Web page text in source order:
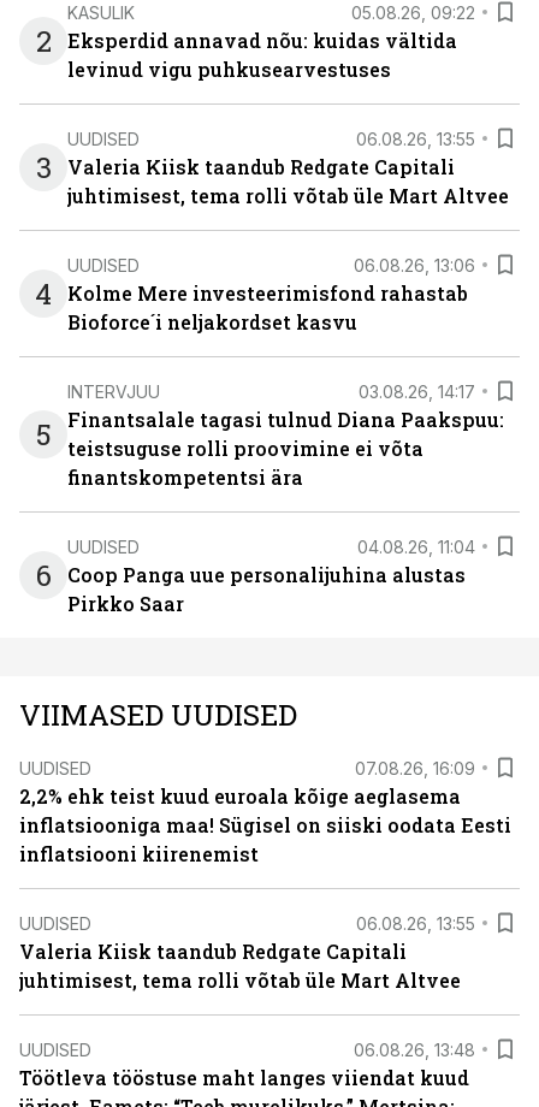
2
KASULIK 05.08.26, 09:22
Eksperdid annavad nõu: kuidas vältida
levinud vigu puhkusearvestuses
3
UUDISED 06.08.26, 13:55
Valeria Kiisk taandub Redgate Capitali
juhtimisest, tema rolli võtab üle Mart Altvee
4
UUDISED 06.08.26, 13:06
Kolme Mere investeerimisfond rahastab
Bioforce´i neljakordset kasvu
5
INTERVJUU 03.08.26, 14:17
Finantsalale tagasi tulnud Diana Paakspuu:
teistsuguse rolli proovimine ei võta
finantskompetentsi ära
6
UUDISED 04.08.26, 11:04
Coop Panga uue personalijuhina alustas
Pirkko Saar
VIIMASED UUDISED
UUDISED 07.08.26, 16:09
2,2% ehk teist kuud euroala kõige aeglasema
inflatsiooniga maa! Sügisel on siiski oodata Eesti
inflatsiooni kiirenemist
UUDISED 06.08.26, 13:55
Valeria Kiisk taandub Redgate Capitali
juhtimisest, tema rolli võtab üle Mart Altvee
UUDISED 06.08.26, 13:48
Töötleva tööstuse maht langes viiendat kuud